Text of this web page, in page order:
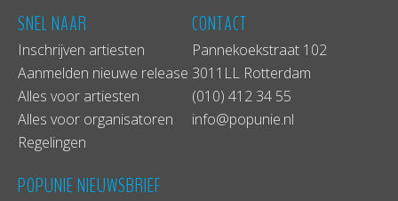
SNEL NAAR
Inschrijven artiesten
Aanmelden nieuwe release
Alles voor artiesten
Alles voor organisatoren
Regelingen
CONTACT
Pannekoekstraat 102
3011LL Rotterdam
(010) 412 34 55
info@popunie.nl
POPUNIE NIEUWSBRIEF